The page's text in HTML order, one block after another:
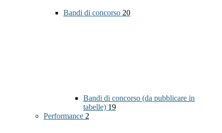
Bandi di concorso 20
Bandi di concorso (da pubblicare in
tabelle) 19
Performance 2